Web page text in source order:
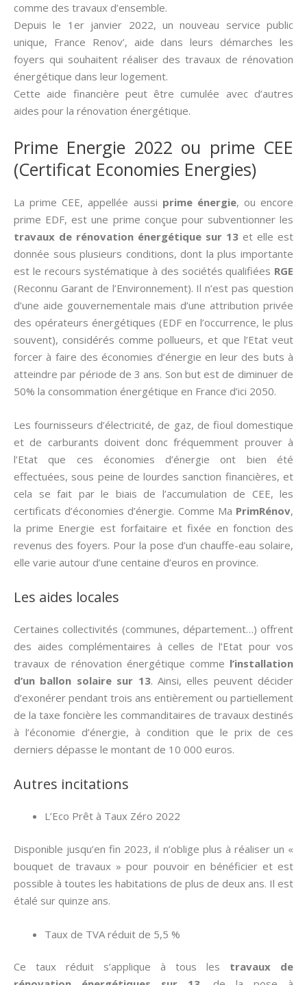
comme des travaux d’ensemble.
Depuis le 1er janvier 2022, un nouveau service public
unique, France Renov’, aide dans leurs démarches les
foyers qui souhaitent réaliser des travaux de rénovation
énergétique dans leur logement.
Cette aide financière peut être cumulée avec d’autres
aides pour la rénovation énergétique.
Prime Energie 2022 ou prime CEE
(Certificat Economies Energies)
La prime CEE, appellée aussi­ prime énergie, ou encore
prime EDF, est une prime conçue pour subventionner les
travaux de rénovation énergétique sur 13 et elle est
donnée sous plusieurs conditions, dont la plus importante
est le recours systématique à des sociétés qualifiées RGE
(Reconnu Garant de l’Environnement). Il n’est pas question
d’une aide gouvernementale mais d’une attribution privée
des opérateurs énergétiques (EDF en l’occurrence, le plus
souvent), considérés comme pollueurs, et que l’Etat veut
forcer à faire des économies d’énergie en leur des buts à
atteindre par période de 3 ans. Son but est de diminuer de
50% la consommation énergétique en France d’ici 2050.
Les fournisseurs d’électricité, de gaz, de fioul domestique
et de carburants doivent donc fréquemment prouver à
l’Etat que ces économies d’énergie ont bien été
effectuées, sous peine de lourdes sanction financières, et
cela se fait par le biais de l’accumulation de CEE, les
certificats d’économies d’énergie. Comme Ma PrimRénov,
la prime Energie est forfaitaire et fixée en fonction des
revenus des foyers. Pour la pose d’un chauffe-eau solaire,
elle varie autour d’une centaine d’euros en province.
Les aides locales
Certaines collectivités (communes, département…) offrent
des aides complémentaires à celles de l’Etat pour vos
travaux de rénovation énergétique comme l’installation
d’un ballon solaire sur 13. Ainsi, elles peuvent décider
d’exonérer pendant trois ans entièrement ou partiellement
de la taxe foncière les commanditaires de travaux destinés
à l’économie d’énergie, à condition que le prix de ces
derniers dépasse le montant de 10 000 euros.
Autres incitations
L’Eco Prêt à Taux Zéro 2022
Disponible jusqu’en fin 2023, il n’oblige plus à réaliser un «
bouquet de travaux » pour pouvoir en bénéficier et est
possible à toutes les habitations de plus de deux ans. Il est
étalé sur quinze ans.
Taux de TVA réduit de 5,5 %
Ce taux réduit s’applique à tous les travaux de